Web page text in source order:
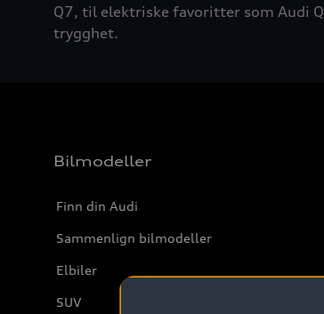
Q7, til elektriske favoritter som Audi
trygghet.
Bilmodeller
Finn din Audi
Sammenlign bilmodeller
Elbiler
SUV